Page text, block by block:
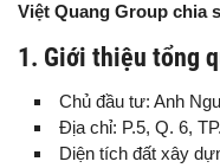
Việt Quang Group chia
1. Giới thiệu tổng
Chủ đầu tư: Anh
Địa chỉ: P.5, Q. 6,
Diện tích đất xây